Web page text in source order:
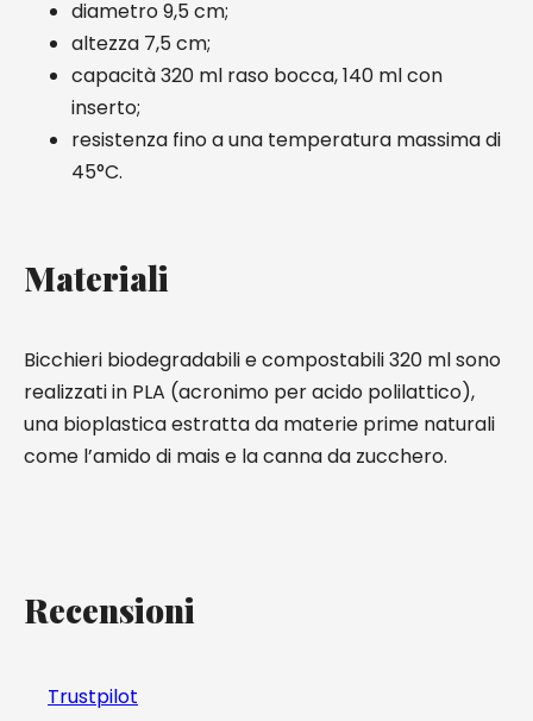
diametro 9,5 cm;
altezza 7,5 cm;
capacità 320 ml raso bocca, 140 ml con
inserto;
resistenza fino a una temperatura massima di
45°C.
Materiali
Bicchieri biodegradabili e compostabili 320 ml sono
realizzati in PLA (acronimo per acido polilattico),
una bioplastica estratta da materie prime naturali
come l’amido di mais e la canna da zucchero.
Recensioni
Trustpilot